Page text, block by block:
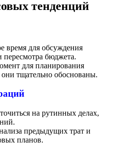
тенденций
время для обсуждения
бюджета.
для планирования
тщательно обоснованы.
на рутинных делах,
предыдущих трат и
планов.